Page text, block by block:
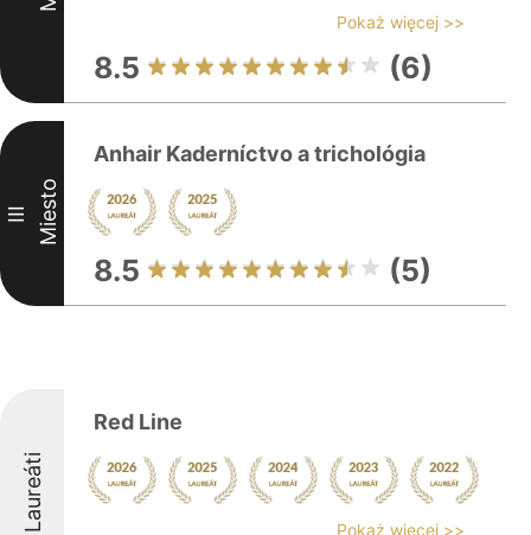
Pokaż więcej >>
8.5 (6)
III Miesto
Anhair Kaderníctvo a trichológia
8.5 (5)
Laureáti
Red Line
Pokaż więcej >>